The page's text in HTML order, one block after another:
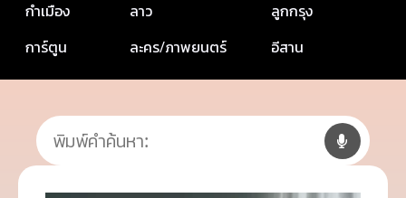
กำเมือง
ลาว
ลูกกรุง
การ์ตูน
ละคร/ภาพยนตร์ อีสาน